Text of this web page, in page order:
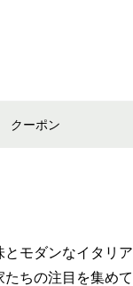
クーポン
モダンなイタリア
ちの注目を集めて